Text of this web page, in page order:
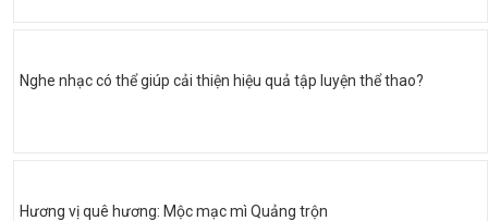
Nghe nhạc có thể giúp cải thiện hiệu quả tập luyện thể thao?
Hương vị quê hương: Mộc mạc mì Quảng trộn